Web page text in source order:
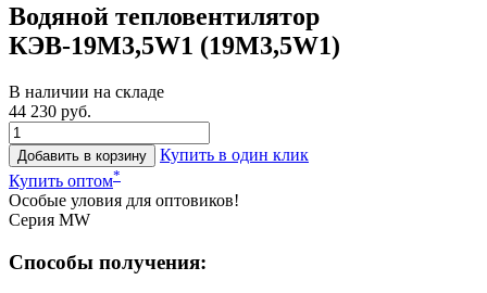
Водяной тепловентилятор
КЭВ-19М3,5W1 (19М3,5W1)
В наличии на складе
44 230 руб.
Добавить в корзину
Купить в один клик
Купить оптом*
Особые уловия для оптовиков!
Серия МW
Способы получения: